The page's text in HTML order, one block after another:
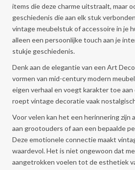
items die deze charme uitstraalt, maar
geschiedenis die aan elk stuk
vintage meubelstuk of accessoire in je
alleen een persoonlijke touch aan je
stukje geschiedenis.
Denk aan de elegantie van een Art
vormen van mid-century modern
eigen verhaal en voegt karakter toe
roept vintage decoratie vaak
Voor velen kan het een herinnering zijn
aan grootouders of aan een bepaalde
Deze emotionele connectie maakt
waardevol. Het is niet ongewoon dat
aangetrokken voelen tot de esthetiek